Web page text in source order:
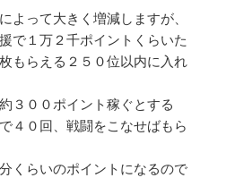
よって大きく増減しますが、
で１万２千ポイントくらいた
もらえる２５０位以内に入れ
３００ポイント稼ぐとする
４０回、戦闘をこなせばもら
くらいのポイントになるので